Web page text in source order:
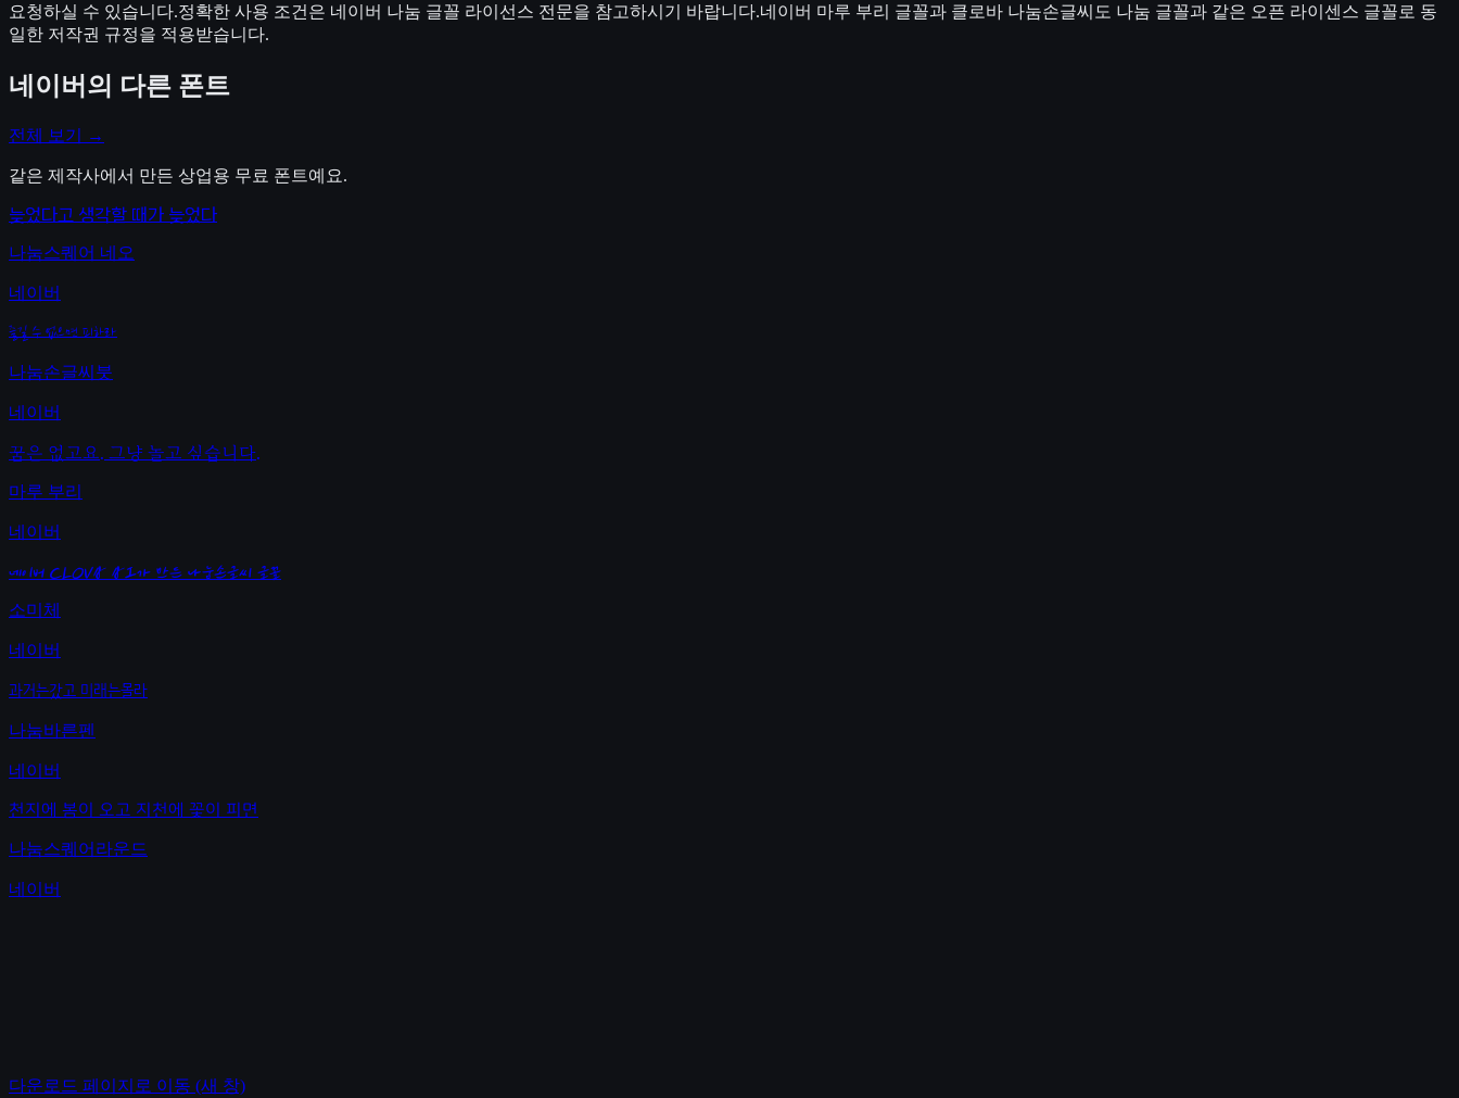
요청하실 수 있습니다.정확한 사용 조건은 네이버 나눔 글꼴 라이선스 전문을 참고하시기 바랍니다.네이버 마루 부리 글꼴과 클로바 나눔손글씨도 나눔 글꼴과 같은 오픈 라이센스 글꼴로 동
일한 저작권 규정을 적용받습니다.
네이버 의 다른 폰트
전체 보기 →
같은 제작사에서 만든 상업용 무료 폰트예요.
늦었다고 생각할 때가 늦었다
나눔스퀘어 네오
네이버
즐길 수 없으면 피하라
나눔손글씨붓
네이버
꿈은 없고요. 그냥 놀고 싶습니다.
마루 부리
네이버
네이버 CLOVA AI가 만든 나눔손글씨 글꼴
소미체
네이버
과거는갔고 미래는몰라
나눔바른펜
네이버
천지에 봄이 오고 지천에 꽃이 피면
나눔스퀘어라운드
네이버
다운로드 페이지로 이동 (새 창)